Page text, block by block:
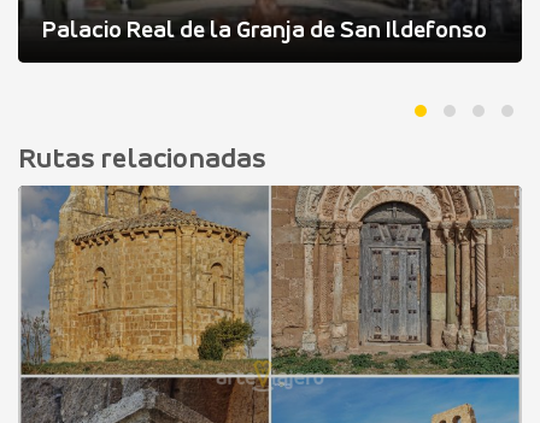
Palacio Real de la Granja de San Ildefonso
Rutas relacionadas